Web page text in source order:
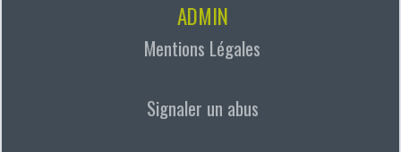
ADMIN
Mentions Légales
Signaler un abus